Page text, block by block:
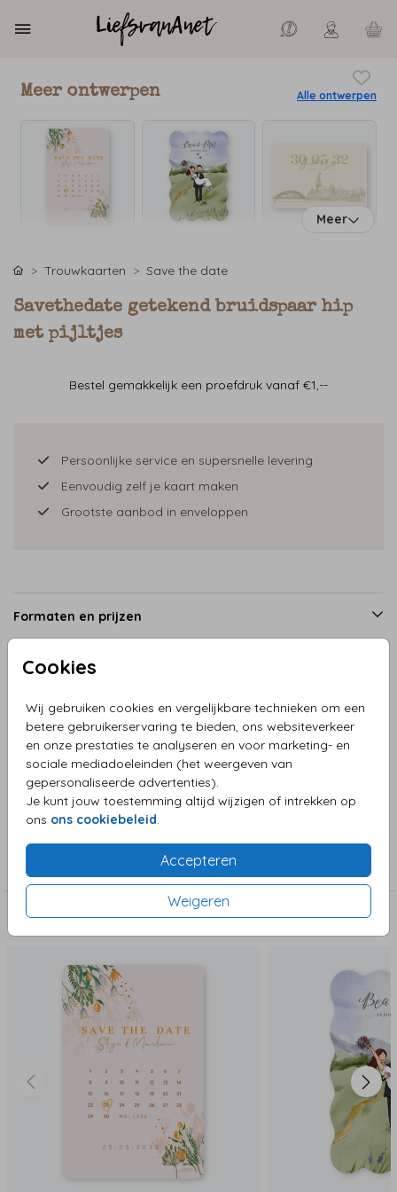
Cookies
Wij gebruiken cookies en vergelijkbare technieken om een
betere gebruikerservaring te bieden, ons websiteverkeer
en onze prestaties te analyseren en voor marketing- en
sociale mediadoeleinden (het weergeven van
gepersonaliseerde advertenties).
Je kunt jouw toestemming altijd wijzigen of intrekken op
ons ons cookiebeleid.
Accepteren
Weigeren
Meer ontwerpen Alle ontwerpen
Meer
Trouwkaarten Save the date
Savethedate getekend bruidspaar hip
met pijltjes
Bestel gemakkelijk een proefdruk vanaf €1,--
Persoonlijke service en supersnelle levering
Eenvoudig zelf je kaart maken
Grootste aanbod in enveloppen
Formaten en prijzen
Omschrijving
Savethedate getekend bruidspaar hip met pijltjes, teksten
zijn naar wens aanpasbaar.